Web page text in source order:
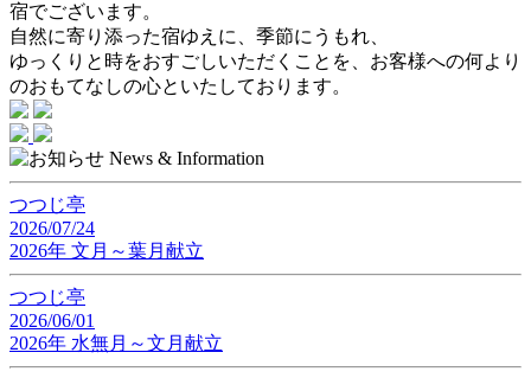
宿でございます。
自然に寄り添った宿ゆえに、季節にうもれ、
ゆっくりと時をおすごしいただくことを、お客様への何より
のおもてなしの心といたしております。
つつじ亭
2026/07/24
2026年 文月～葉月献立
つつじ亭
2026/06/01
2026年 水無月～文月献立